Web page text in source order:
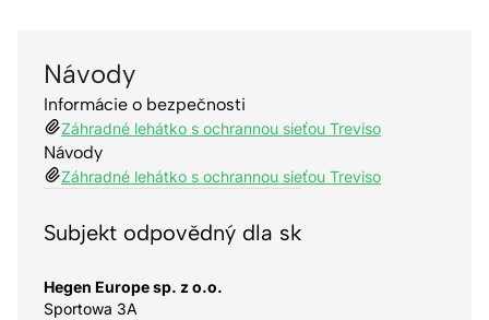
Návody
Informácie o bezpečnosti
Záhradné lehátko s ochrannou sieťou Treviso
Návody
Záhradné lehátko s ochrannou sieťou Treviso
Subjekt odpovědný dla sk
Hegen Europe sp. z o.o.
Sportowa 3A